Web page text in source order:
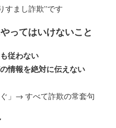
すまし詐欺”です
ってはいけないこと
従わない
情報を絶対に伝えない
」→ すべて詐欺の常套句